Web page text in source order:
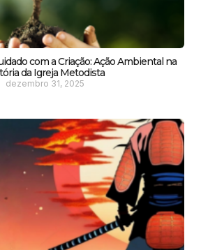
com a Criação: Ação Ambiental na
da Igreja Metodista
dezembro 31, 2025